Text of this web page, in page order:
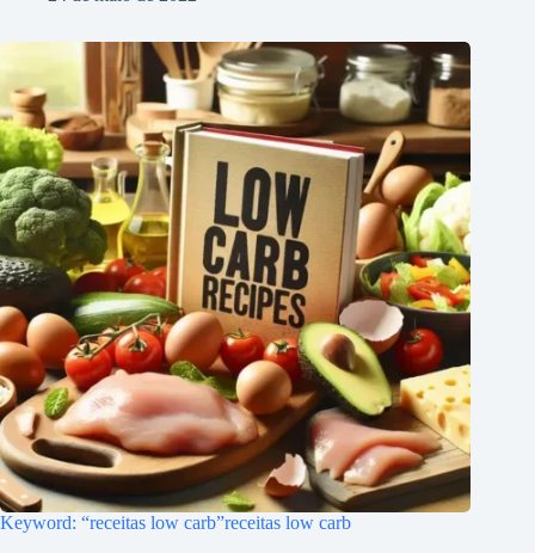
Keyword: “receitas low carb”receitas low carb